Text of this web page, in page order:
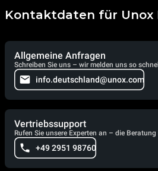
Kontaktdaten für Unox
Allgemeine Anfragen
Schreiben Sie uns – wir melden uns so
info.deutschland@unox.com
Vertriebssupport
Rufen Sie unsere Experten an – die
+49 2951 98760